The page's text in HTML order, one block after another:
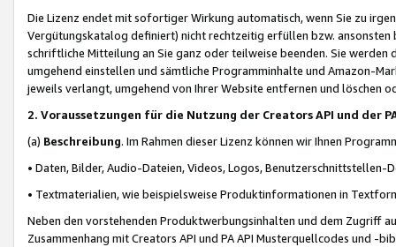
Die Lizenz endet mit sofortiger Wirkung automatisch, wenn Sie zu
Vergütungskatalog definiert) nicht rechtzeitig erfüllen bzw. ansonsten
schriftliche Mitteilung an Sie ganz oder teilweise beenden. Sie werden
umgehend einstellen und sämtliche Programminhalte und Amazon-
jeweils verlangt, umgehend von Ihrer Website entfernen und löschen
2. Voraussetzungen für die Nutzung der Creators API und der
(a) Beschreibung. Im Rahmen dieser Lizenz können wir Ihnen
• Daten, Bilder, Audio-Dateien, Videos, Logos, Benutzerschnittstellen-
• Textmaterialien, wie beispielsweise Produktinformationen in
Neben den vorstehenden Produktwerbungsinhalten und dem Zugriff
Zusammenhang mit Creators API und PA API Musterquellcodes und